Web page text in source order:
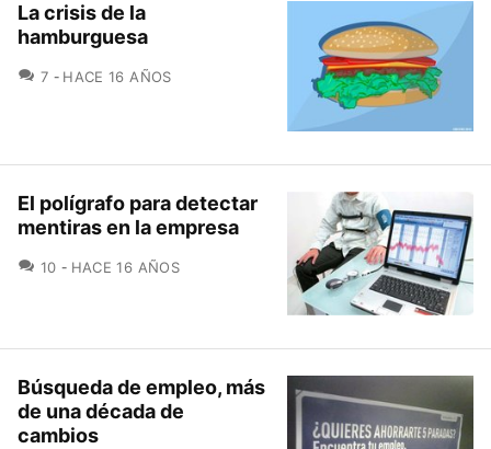
La crisis de la
hamburguesa
7 COMENTARIOS
HACE 16 AÑOS
El polígrafo para detectar
mentiras en la empresa
10 COMENTARIOS
HACE 16 AÑOS
Búsqueda de empleo, más
de una década de
cambios